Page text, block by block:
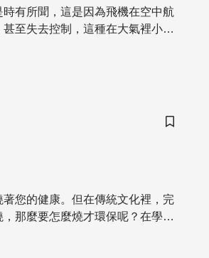
有所聞，這是因為飛機在空中航
至失去控制，這種在大氣裡小範
成飛行上的威脅，亂流不穩定的
儲存書籤
您的健康。但在傳統文化裡，完
那麼要怎麼燒才環保呢？在學界